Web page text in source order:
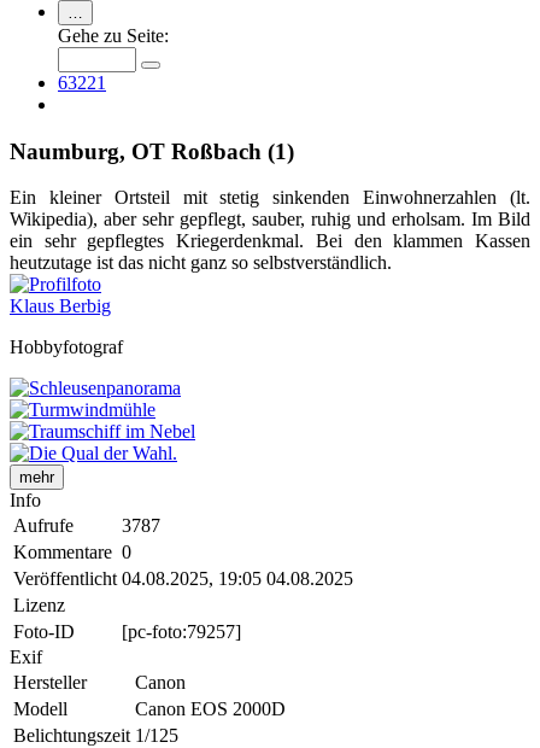
…
Gehe zu Seite:
63221
Naumburg, OT Roßbach (1)
Ein kleiner Ortsteil mit stetig sinkenden Einwohnerzahlen (lt.
Wikipedia), aber sehr gepflegt, sauber, ruhig und erholsam. Im Bild
ein sehr gepflegtes Kriegerdenkmal. Bei den klammen Kassen
heutzutage ist das nicht ganz so selbstverständlich.
Klaus Berbig
Hobbyfotograf
mehr
Info
Aufrufe
3787
Kommentare 0
Veröffentlicht 04.08.2025, 19:05 04.08.2025
Lizenz
Foto-ID
[pc-foto:79257]
Exif
Hersteller
Canon
Modell
Canon EOS 2000D
Belichtungszeit 1/125